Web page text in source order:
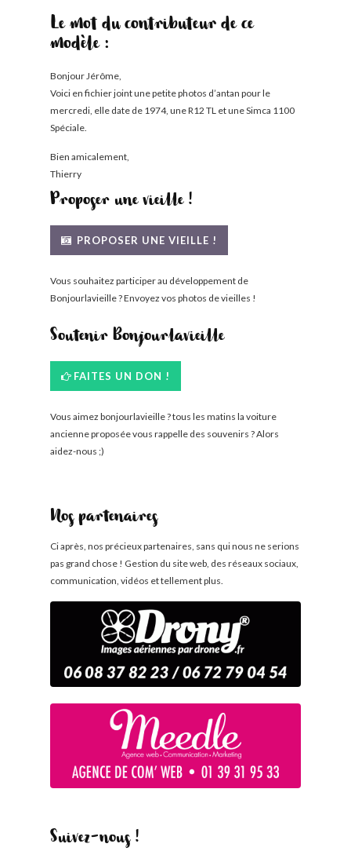
Le mot du contributeur de ce
modèle :
Bonjour Jérôme,
Voici en fichier joint une petite photos d’antan pour le
mercredi, elle date de 1974, une R12 TL et une Simca 1100
Spéciale.
Bien amicalement,
Thierry
Proposer une vieille !
PROPOSER UNE VIEILLE !
Vous souhaitez participer au développement de
Bonjourlavieille ? Envoyez vos photos de vieilles !
Soutenir Bonjourlavieille
FAITES UN DON !
Vous aimez bonjourlavieille ? tous les matins la voiture
ancienne proposée vous rappelle des souvenirs ? Alors
aidez-nous ;)
Nos partenaires
Ci après, nos précieux partenaires, sans qui nous ne serions
pas grand chose ! Gestion du site web, des réseaux sociaux,
communication, vidéos et tellement plus.
Suivez-nous !